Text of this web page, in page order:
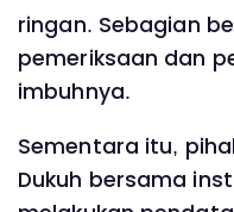
ringan. Sebagian
pemeriksaan dan
imbuhnya.
Sementara itu,
Dukuh bersama